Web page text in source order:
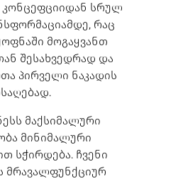
კონცეფციიდან სრულ
რაც
მოგაყვანთ
შესახვედრად და
პირველი ნაკადის
მაქსიმალური
მინიმალური
სჭირდება. ჩვენი
მრავალფუნქციურ